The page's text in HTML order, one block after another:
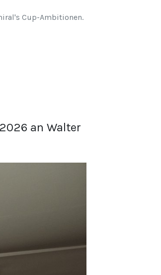
Cup-Ambitionen.
an Walter